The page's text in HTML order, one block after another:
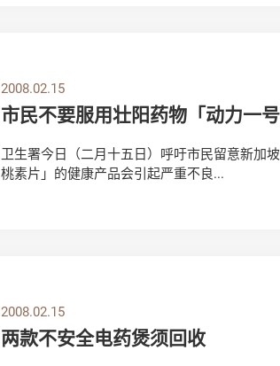
2008.02.15
市民不要服用壮阳药物「动力一号
卫生署今日（二月十五日）呼吁市民留意新加
桃素片」的健康产品会引起严重不良...
2008.02.15
两款不安全电药煲须回收